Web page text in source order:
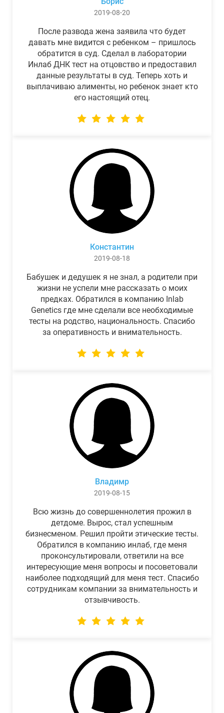
2019-08-20
После развода жена заявила что будет
давать мне видится с ребенком – пришлось
обратится в суд. Сделал в лаборатории
Инлаб ДНК тест на отцовство и предоставил
данные результаты в суд. Теперь хоть и
выплачиваю алименты, но ребенок знает кто
его настоящий отец.
Константин
2019-08-18
Бабушек и дедушек я не знал, а родители при
жизни не успели мне рассказать о моих
предках. Обратился в компанию Inlab
Genetics где мне сделали все необходимые
тесты на родство, национальность. Спасибо
за оперативность и внимательность.
Владимр
2019-08-15
Всю жизнь до совершеннолетия прожил в
детдоме. Вырос, стал успешным
бизнесменом. Решил пройти этические тесты.
Обратился в компанию инлаб, где меня
проконсультировали, ответили на все
интересующие меня вопросы и посоветовали
наиболее подходящий для меня тест. Спасибо
сотрудникам компании за внимательность и
отзывчивость.